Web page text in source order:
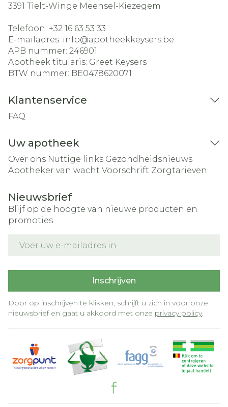
3391 Tielt-Winge Meensel-Kiezegem
Telefoon: +32 16 63 53 33
E-mailadres: info@apotheekkeysers.be
APB nummer: 246901
Apotheek titularis: Greet Keysers
BTW nummer: BE0478620071
Klantenservice
FAQ
Uw apotheek
Over ons Nuttige links Gezondheidsnieuws
Apotheker van wacht Voorschrift Zorgtarieven
Nieuwsbrief
Blijf op de hoogte van nieuwe producten en
promoties
Inschrijven
Door op inschrijven te klikken, schrijft u zich in voor onze
nieuwsbrief en gaat u akkoord met onze privacy policy.